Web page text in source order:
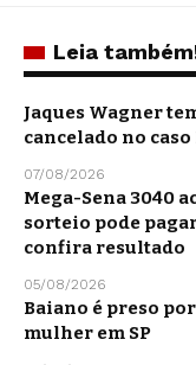
Leia
Jaques Wagner
cancelado no
07/08/2026
Mega-Sena 3040
sorteio pode
confira resultado
05/08/2026
Baiano é preso
mulher em SP